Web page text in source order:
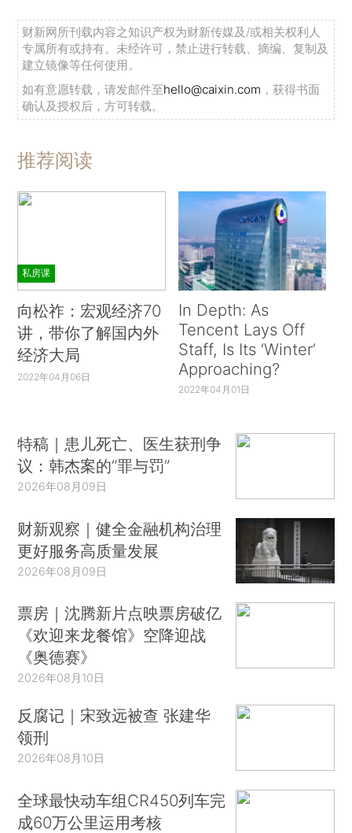
财新网所刊载内容之知识产权为财新传媒及/或相关权利人
专属所有或持有。未经许可，禁止进行转载、摘编、复制及
建立镜像等任何使用。
如有意愿转载，请发邮件至hello@caixin.com ，获得书面
确认及授权后，方可转载。
推荐阅读
私房课
向松祚：宏观经济70
讲，带你了解国内外
经济大局
2022年04月06日
In Depth: As
Tencent Lays Off
Staff, Is Its ‘Winter’
Approaching?
2022年04月01日
特稿｜患儿死亡、医生获刑争
议：韩杰案的“罪与罚”
2026年08月09日
财新观察｜健全金融机构治理
更好服务高质量发展
2026年08月09日
票房｜沈腾新片点映票房破亿
《欢迎来龙餐馆》空降迎战
《奥德赛》
2026年08月10日
反腐记｜宋致远被查 张建华
领刑
2026年08月10日
全球最快动车组CR450列车完
成60万公里运用考核